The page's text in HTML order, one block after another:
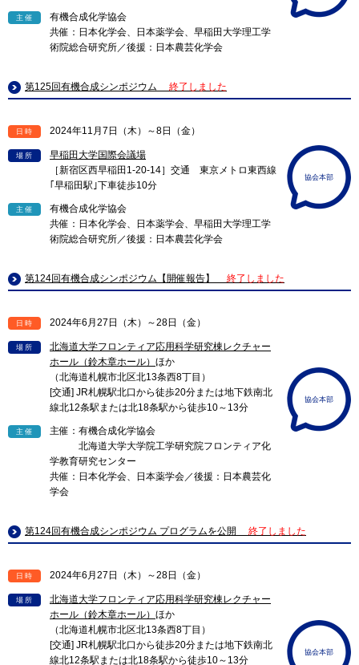
主催
有機合成化学協会
共催：日本化学会、日本薬学会、早稲田大学理工学
術院総合研究所／後援：日本農芸化学会
第125回有機合成シンポジウム 終了しました
日時 2024年11月7日（木）～8日（金）
場所
早稲田大学国際会議場
［新宿区西早稲田1-20-14］交通 東京メトロ東西線
｢早稲田駅｣下車徒歩10分
主催
有機合成化学協会
共催：日本化学会、日本薬学会、早稲田大学理工学
術院総合研究所／後援：日本農芸化学会
協会本部
第124回有機合成シンポジウム【開催報告】 終了しました
日時 2024年6月27日（木）～28日（金）
場所
北海道大学フロンティア応用科学研究棟レクチャー
ホール（鈴木章ホール） ほか
（北海道札幌市北区北13条西8丁目）
[交通] JR札幌駅北口から徒歩20分または地下鉄南北
線北12条駅または北18条駅から徒歩10～13分
主催
主催：有機合成化学協会
北海道大学大学院工学研究院フロンティア化
学教育研究センター
共催：日本化学会、日本薬学会／後援：日本農芸化
学会
協会本部
第124回有機合成シンポジウム プログラムを公開 終了しました
日時 2024年6月27日（木）～28日（金）
場所
北海道大学フロンティア応用科学研究棟レクチャー
ホール（鈴木章ホール） ほか
（北海道札幌市北区北13条西8丁目）
[交通] JR札幌駅北口から徒歩20分または地下鉄南北
線北12条駅または北18条駅から徒歩10～13分
協会本部